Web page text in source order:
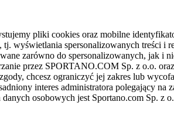
pliki cookies oraz mobilne
wyświetlania spersonalizowanych treści i
zarówno do spersonalizowanych, jak i
przez SPORTANO.COM Sp. z o.o.
chcesz ograniczyć jej zakres lub
interes administratora polegający na
osobowych jest Sportano.com Sp. z